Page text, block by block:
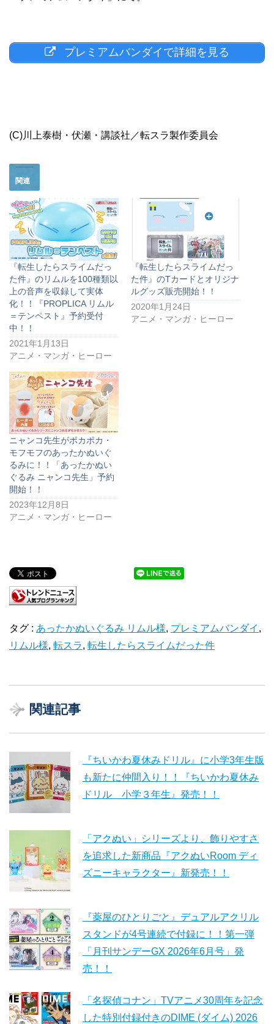
プレミアムバンダイで詳細を見る
(C)川上泰樹・伏瀬・講談社／転スラ製作委員会
関連
『転生したらスライムだっ
た件』のリムルを100種類以
上の音声を収録して実体
化！！『PROPLICA リムル
＝テンペスト』予約受付
中！！
2021年1月13日
アニメ・マンガ・ヒーロー
『転生したらスライムだっ
た件』のTカードとオリジナ
ルグッズ販売開始！！
2020年1月24日
アニメ・マンガ・ヒーロー
ニャンコ先生がポカポカ・
モフモフのあったかぬいぐ
るみに！！「あったかぬい
ぐるみ ニャンコ先生」予約
開始！！
2023年12月8日
アニメ・マンガ・ヒーロー
タグ : あったかぬいぐるみ リムル様, プレミアムバンダイ ,
リムル様, 転スラ, 転生したらスライムだった件
関連記事
『ちいかわ夏休みドリル』に小学3年生版
も新たに仲間入り！！『ちいかわ夏休み
ドリル 小学３年生』発売！！
「アクぬい」シリーズより、飾りやすさ
を追求した新商品『アクぬいRoom ディ
ズニーキャラクター』新発売！！
『薬屋のひとりごと』デュアルアクリル
スタンドが4号連続で付録に！！第一弾
「月刊サンデーGX 2026年6月号」発
売！！
「名探偵コナン」TVアニメ30周年を記念
した特別付録付きのDIME (ダイム) 2026